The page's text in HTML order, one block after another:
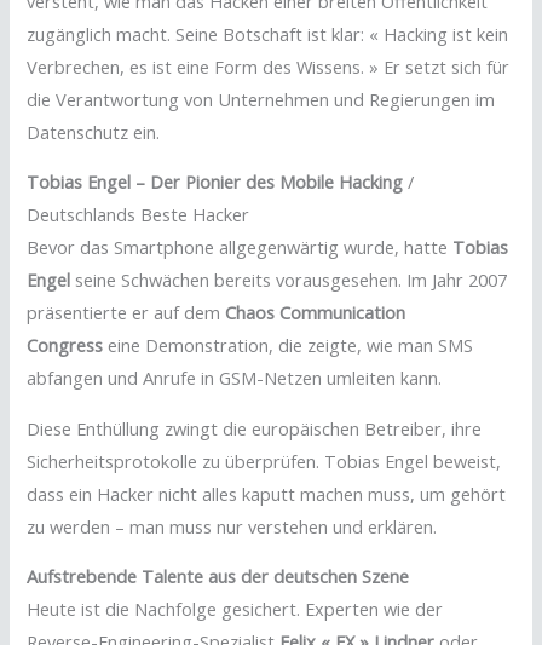
zugänglich macht. Seine Botschaft ist klar: « Hacking ist kein
Verbrechen, es ist eine Form des Wissens. » Er setzt sich für
die Verantwortung von Unternehmen und Regierungen im
Datenschutz ein.
Tobias Engel – Der Pionier des Mobile Hacking /
Deutschlands Beste Hacker
Bevor das Smartphone allgegenwärtig wurde, hatte Tobias
Engel seine Schwächen bereits vorausgesehen. Im Jahr 2007
präsentierte er auf dem Chaos Communication
Congress eine Demonstration, die zeigte, wie man SMS
abfangen und Anrufe in GSM-Netzen umleiten kann.
Diese Enthüllung zwingt die europäischen Betreiber, ihre
Sicherheitsprotokolle zu überprüfen. Tobias Engel beweist,
dass ein Hacker nicht alles kaputt machen muss, um gehört
zu werden – man muss nur verstehen und erklären.
Aufstrebende Talente aus der deutschen Szene
Heute ist die Nachfolge gesichert. Experten wie der